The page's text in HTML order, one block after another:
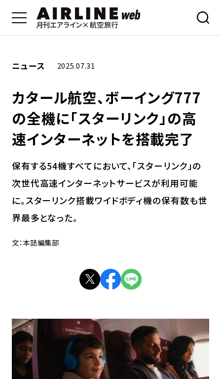
ニュース 2025.07.31
カタール航空、ボーイング777
の全機に「スターリンク」の高
速インターネットを搭載完了
保有する54機すべてにおいて、「スターリンク」の
次世代高速インターネットサービスが利用可能
に。スターリンク搭載ワイドボディ機の保有数も世
界最多となった。
文：本誌編集部